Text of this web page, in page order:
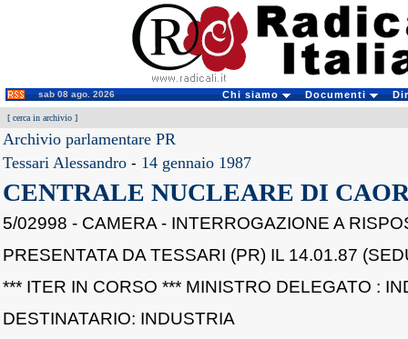
sab 08 ago. 2026 Chi siamo Documenti
[ cerca in archivio ]
Archivio parlamentare PR
Tessari Alessandro - 14 gennaio 1987
CENTRALE NUCLEARE DI
5/02998 - CAMERA - INTERROGAZIONE A
PRESENTATA DA TESSARI (PR) IL 14.01.87
*** ITER IN CORSO *** MINISTRO DELEGATO :
DESTINATARIO: INDUSTRIA